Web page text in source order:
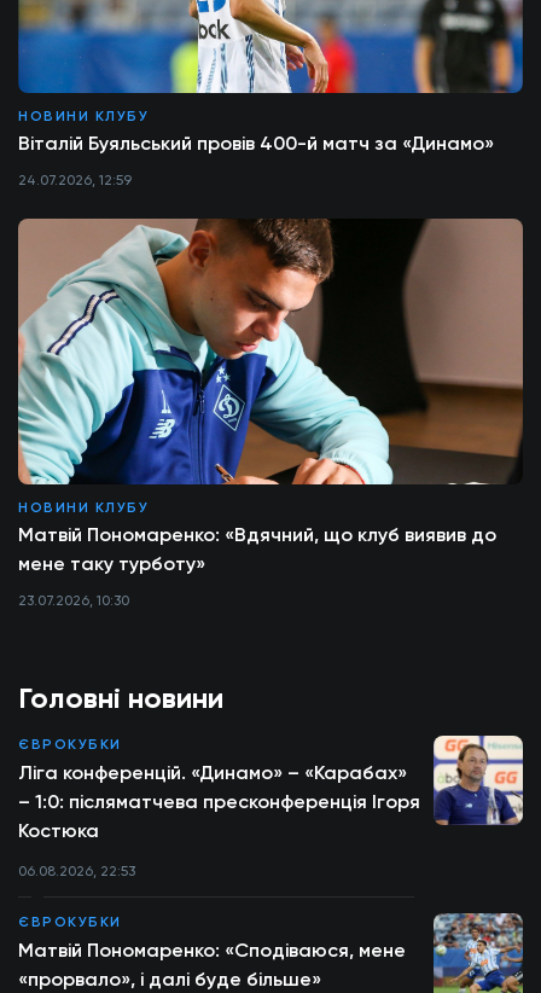
Головні новини
ЄВРОКУБКИ
Ліга конференцій. «Динамо» – «Карабах»
– 1:0: післяматчева пресконференція Ігоря
Костюка
06.08.2026, 22:53
ЄВРОКУБКИ
Матвій Пономаренко: «Сподіваюся, мене
«прорвало», і далі буде більше»
НОВИНИ КЛУБУ
Віталій Буяльський провів 400-й матч за «Динамо»
24.07.2026, 12:59
НОВИНИ КЛУБУ
Матвій Пономаренко: «Вдячний, що клуб виявив до
мене таку турботу»
23.07.2026, 10:30